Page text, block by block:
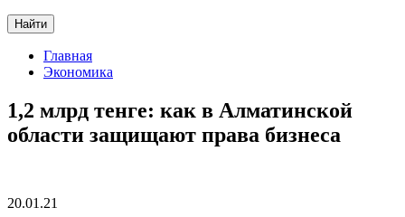
Найти
Главная
Экономика
1,2 млрд тенге: как в Алматинской
области защищают права бизнеса
20.01.21